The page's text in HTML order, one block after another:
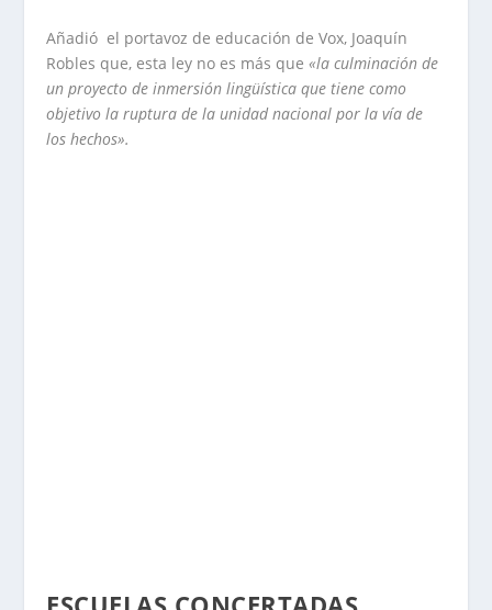
Añadió el portavoz de educación de Vox, Joaquín
Robles que, esta ley no es más que«la culminación de
un proyecto de inmersión lingüística que tiene como
objetivo la ruptura de la unidad nacional por la vía de
los hechos».